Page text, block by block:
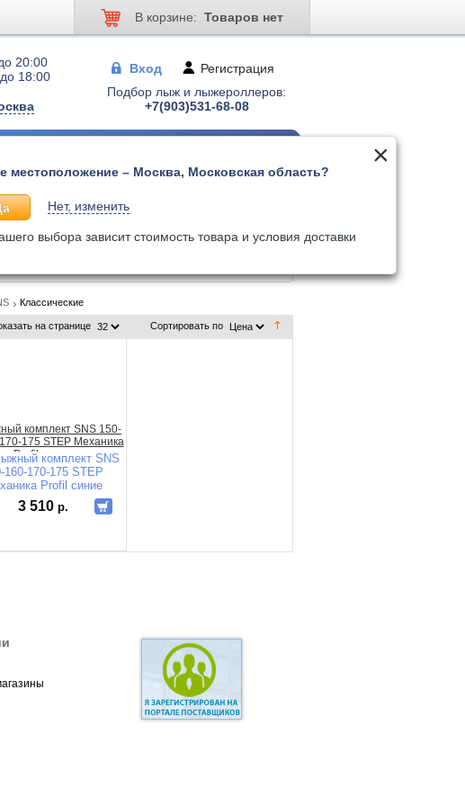
В корзине: Товаров нет
20:00
18:00
местоположение – Москва, Московская область?
Нет, изменить
выбора зависит стоимость товара и условия доставки
Вход Регистрация
Подбор лыж и лыжероллеров:
+7(903)531-68-08
Ботинки для лыжер-ов Палки для лыжер-ов
стиля
Классические
на странице Сортировать по
комплект SNS
160-170-175 STEP
Profil синие
3 510 р.